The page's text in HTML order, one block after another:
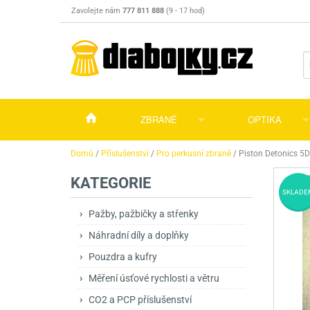
Zavolejte nám 777 811 888 (9 - 17 hod)
ZBRANĚ
Vzduchovky Vzduchovky na
Příslušenství pro
Vzduchovky PCP
Vzduchovky
Vzduchové pistole a revolveryPříslušenství
Plynové pistole a revolvery
Perkusní zbraně
Zbraně na ZP
Pušky
Nože Nože s pevnou
OPTIKA
Puškohledy
Dalekohledy a
Kolimátory, lasery
Noční vidění a
Domů / Příslušenství / Pro perkusní zbraně / Piston Detonics
KATEGORIE
Pažby, pažbičky a střenky
Náhradní díly a doplňky
Pouzdra a kufry
Měření úsťové rychlosti a větru
CO2 a PCP příslušenství